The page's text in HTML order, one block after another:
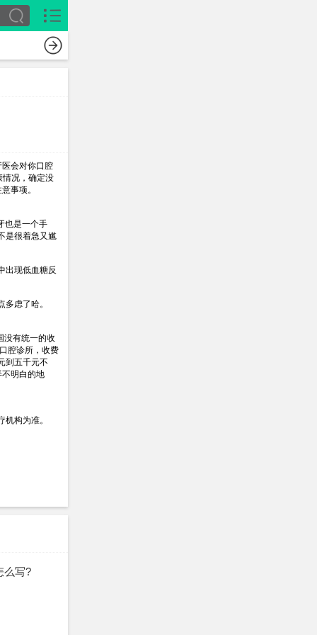
会对你口腔
情况，确定没
事项。
也是一个手
是很着急又尴
出现低血糖反
虑了哈。
没有统一的收
腔诊所，收费
到五千元不
明白的地
构为准。
么写?